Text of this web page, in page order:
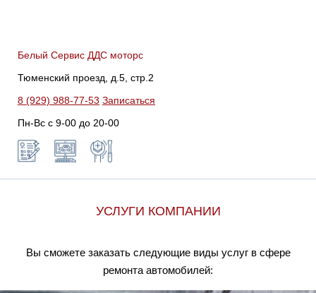
Белый Сервис ДДС моторс
Тюменский проезд, д.5, стр.2
8 (929) 988-77-53 Записаться
Пн-Вс c 9-00 до 20-00
УСЛУГИ КОМПАНИИ
Вы сможете заказать следующие виды услуг в сфере
ремонта автомобилей: